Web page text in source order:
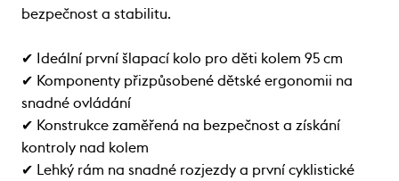
bezpečnost a stabilitu.
✔ Ideální první šlapací kolo pro děti kolem 95 cm
✔ Komponenty přizpůsobené dětské ergonomii na
snadné ovládání
✔ Konstrukce zaměřená na bezpečnost a získání
kontroly nad kolem
✔ Lehký rám na snadné rozjezdy a první cyklistické